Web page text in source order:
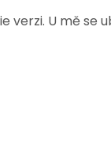
U mě se